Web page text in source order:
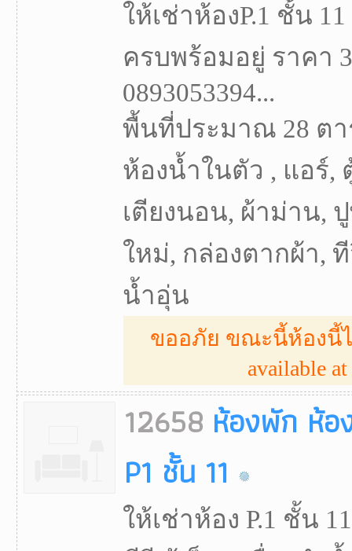
ให้เช่าห้องP.1 ชั้น
ครบพร้อมอยู่ ราคา
0893053394...
พื้นที่ประมาณ 28 ตา
ห้องน้ำในตัว , แอร์,
เตียงนอน, ผ้าม่าน,
ใหม่, กล่องตากผ้า,
น้ำอุ่น
ขออภัย ขณะนี้ห้องนี้ไ
available
12658 ห้องพัก ห้อ
P1 ชั้น 11
ให้เช่าห้อง P.1 ชั้น